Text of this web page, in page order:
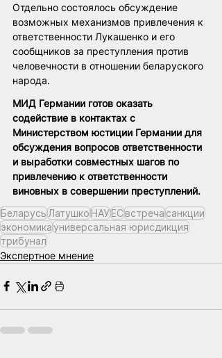
Отдельно состоялось обсуждение
возможных механизмов привлечения к
ответственности Лукашенко и его
сообщников за преступления против
человечности в отношении беларуского
народа.
МИД Германии готов оказать
содействие в контактах с
Министерством юстиции Германии для
обсуждения вопросов ответственности
и выработки совместных шагов по
привлечению к ответственности
виновных в совершении преступлений.
БеларусьЛатушкоНАУЕСвстречасанкции
экономикауниверсальная юрисдикция
трибунал
Экспертное мнение